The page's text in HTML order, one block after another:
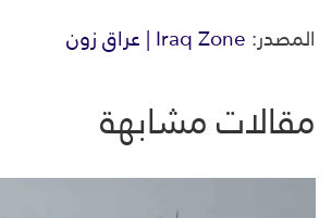
المصدر:Iraq Zone | عراق زون
مقالات مشابهة